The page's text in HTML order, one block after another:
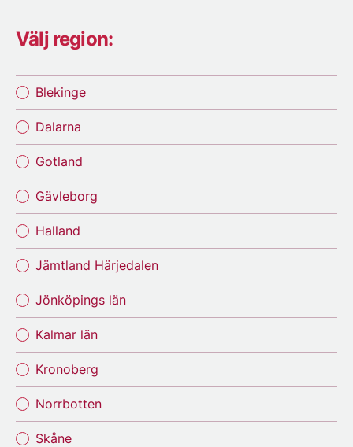
Välj region:
Blekinge
Dalarna
Gotland
Gävleborg
Halland
Jämtland Härjedalen
Jönköpings län
Kalmar län
Kronoberg
Norrbotten
Skåne